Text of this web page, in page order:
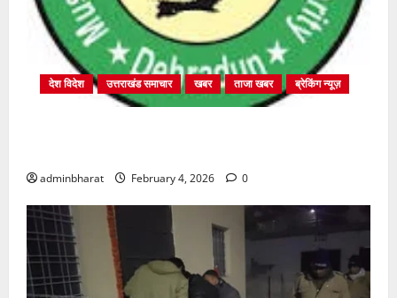
देश विदेश उत्तराखंड समाचार खबर ताजा खबर ब्रेकिंग न्यूज़
adminbharat February 4, 2026 0